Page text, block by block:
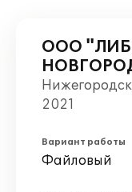
ООО
2021
Вариант работы
Файловый